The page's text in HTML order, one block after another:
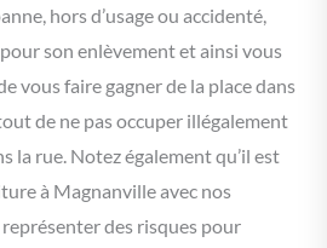
hors d’usage ou accidenté,
son enlèvement et ainsi vous
vous faire gagner de la place dans
de ne pas occuper illégalement
la rue. Notez également qu’il est
à Magnanville avec nos
des risques pour